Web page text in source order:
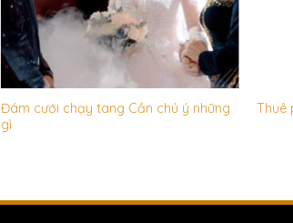
Đám cưới chạy tang Cần chú ý những
gì
Thuê